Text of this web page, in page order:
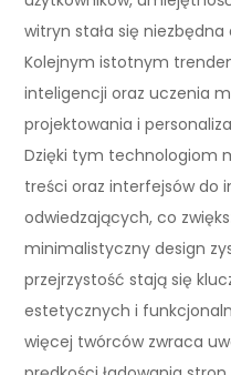
witryn stała się
Kolejnym istotnym
inteligencji oraz uczenia
projektowania i
Dzięki tym technologiom
treści oraz interfejsów do
odwiedzających, co
minimalistyczny design
przejrzystość stają się
estetycznych i
więcej twórców zwraca